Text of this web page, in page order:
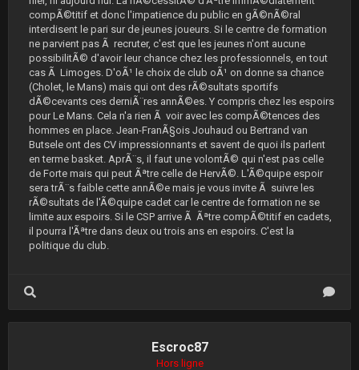
compÃ©titif et donc l'impatience du public en gÃ©nÃ©ral
interdisent le pari sur de jeunes joueurs. Si le centre de formation
ne parvient pas Ã recruter, c'est que les jeunes n'ont aucune
possibilitÃ© d'avoir leur chance chez les professionnels, en tout
cas Ã Limoges. D'oÃ¹ le choix de club oÃ¹ on donne sa chance
(Cholet, le Mans) mais qui ont des rÃ©sultats sportifs
dÃ©cevants ces derniÃ¨res annÃ©es. Y compris chez les espoirs
pour Le Mans. Cela n'a rien Ã voir avec les compÃ©tences des
hommes en place. Jean-FranÃ§ois Jouhaud ou Bertrand van
Butsele ont des CV impressionnants et savent de quoi ils parlent
en terme basket. AprÃ¨s, il faut une volontÃ© qui n'est pas celle
de Forte mais qui peut Ãªtre celle de HervÃ©. L'Ã©quipe espoir
sera trÃ¨s faible cette annÃ©e mais je vous invite Ã suivre les
rÃ©sultats de l'Ã©quipe cadet car le centre de formation ne se
limite aux espoirs. Si le CSP arrive Ã Ãªtre compÃ©titif en cadets,
il pourra l'Ãªtre dans deux ou trois ans en espoirs. C'est la
politique du club.
Escroc87
Hors ligne